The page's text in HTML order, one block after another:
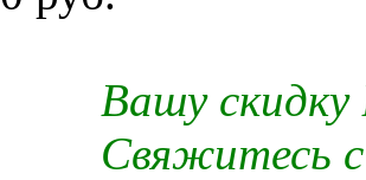
Вашу
Свяжитесь